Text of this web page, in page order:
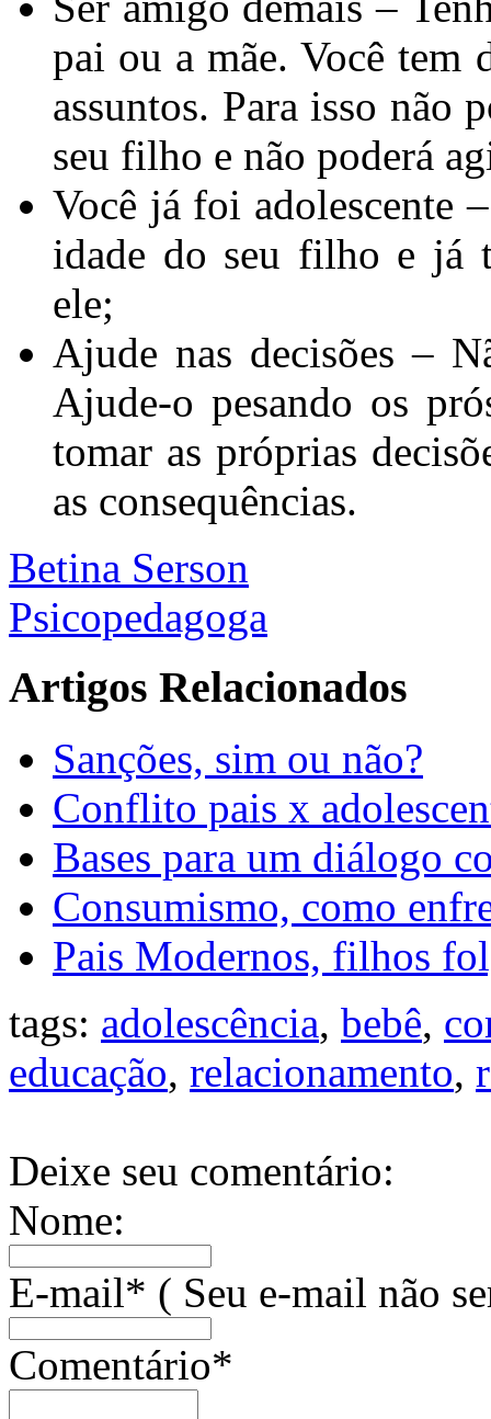
pai ou a mãe. Você tem
assuntos. Para isso não
seu filho e não poderá
Você já foi adolescente
idade do seu filho e já
ele;
Ajude nas decisões –
Ajude-o pesando os
tomar as próprias
as consequências.
Betina Serson
Psicopedagoga
Artigos Relacionados
Sanções, sim ou não?
Conflito pais x
Bases para um diálogo
Consumismo, como
Pais Modernos, filhos
tags: adolescência, bebê,
educação, relacionamento,
Deixe seu comentário:
Nome:
E-mail* ( Seu e-mail não
Comentário*